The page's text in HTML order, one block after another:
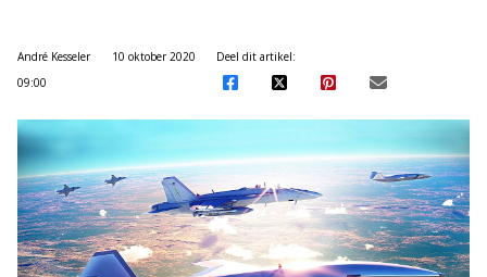
André Kesseler
10 oktober 2020
09:00
Deel dit artikel: